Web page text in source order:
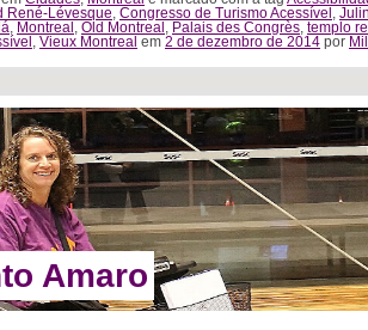
René-Lévesque, Congresso de Turismo Acessível ,
, Montreal , Old Montreal , Palais des Congrès, templo
, Vieux Montreal em 2 de dezembro de 2014 por
Amaro